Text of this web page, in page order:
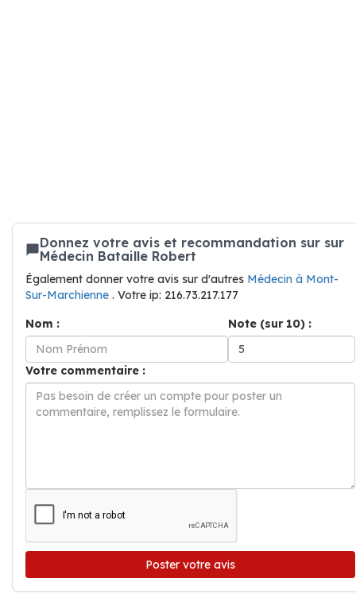
Donnez votre avis et recommandation sur sur
Médecin Bataille Robert
Également donner votre avis sur d'autres Médecin à Mont-
Sur-Marchienne . Votre ip: 216.73.217.177
Nom :
Note (sur 10) :
Votre commentaire :
Poster votre avis